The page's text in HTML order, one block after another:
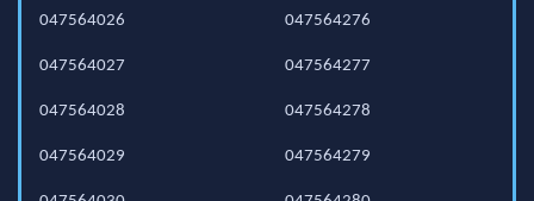
047564026
047564027
047564028
047564029
047564276
047564277
047564278
047564279